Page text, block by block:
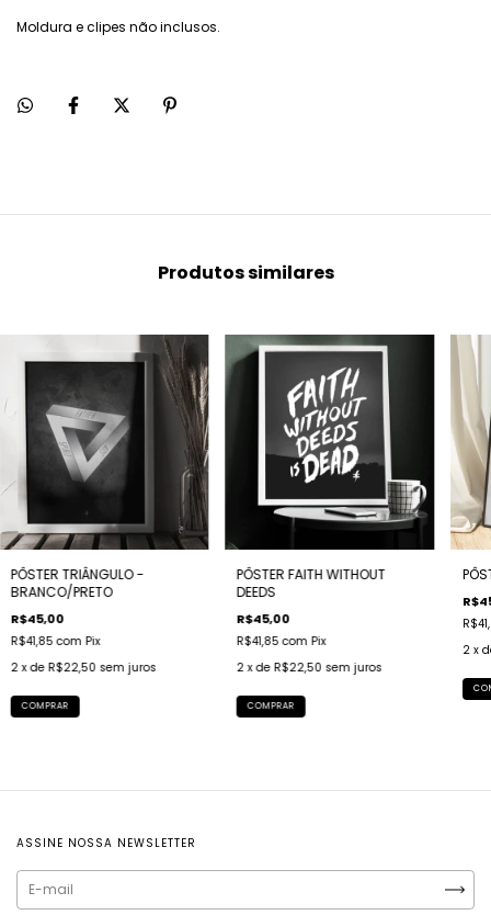
Moldura e clipes não inclusos.
Produtos similares
PÔSTER TRIÂNGULO -
BRANCO/PRETO
R$45,00
R$41,85com Pix
2 x de R$22,50 sem juros
COMPRAR
PÔSTER FAITH WITHOUT
DEEDS
R$45,00
R$41,85com Pix
2 x de R$22,50 sem juros
COMPRAR
2 x
ASSINE NOSSA NEWSLETTER